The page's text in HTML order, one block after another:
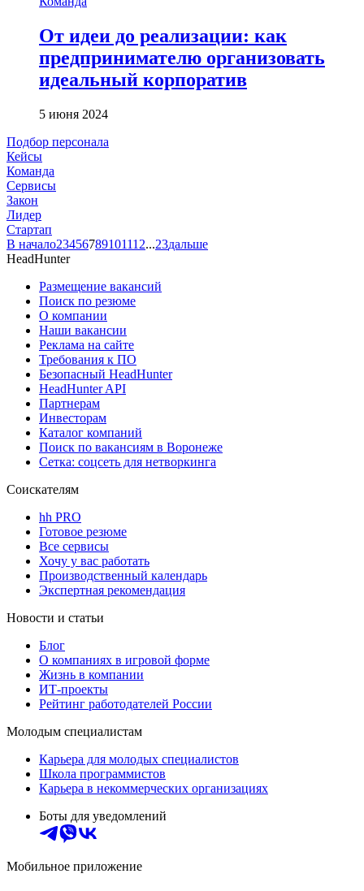
От идеи до реализации: как
предпринимателю организовать
идеальный корпоратив
5 июня 2024
Подбор персонала
Кейсы
Команда
Сервисы
Закон
Лидер
Стартап
В начало23456789101112...23дальше
HeadHunter
Размещение вакансий
Поиск по резюме
О компании
Наши вакансии
Реклама на сайте
Требования к ПО
Безопасный HeadHunter
HeadHunter API
Партнерам
Инвесторам
Каталог компаний
Поиск по вакансиям в Воронеже
Сетка: соцсеть для нетворкинга
Соискателям
hh PRO
Готовое резюме
Все сервисы
Хочу у вас работать
Производственный календарь
Экспертная рекомендация
Новости и статьи
Блог
О компаниях в игровой форме
Жизнь в компании
ИТ-проекты
Рейтинг работодателей России
Молодым специалистам
Карьера для молодых специалистов
Школа программистов
Карьера в некоммерческих организациях
Боты для уведомлений
Мобильное приложение